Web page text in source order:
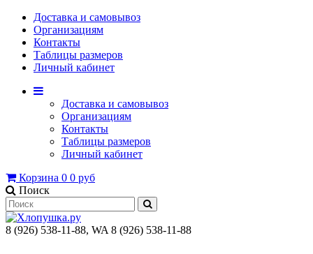
Доставка и самовывоз
Организациям
Контакты
Таблицы размеров
Личный кабинет
Доставка и самовывоз
Организациям
Контакты
Таблицы размеров
Личный кабинет
Корзина 0 0 руб
Поиск
8 (926) 538-11-88, WA 8 (926) 538-11-88